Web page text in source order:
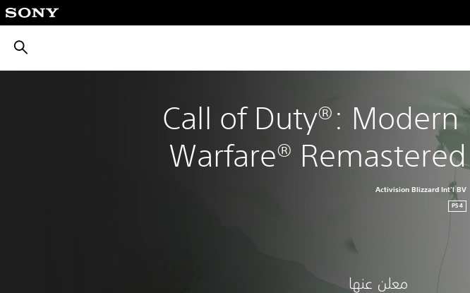
Call of Duty®: Modern
Warfare® Remastered
Activision Blizzard Int'l BV
PS4
معلن عنها